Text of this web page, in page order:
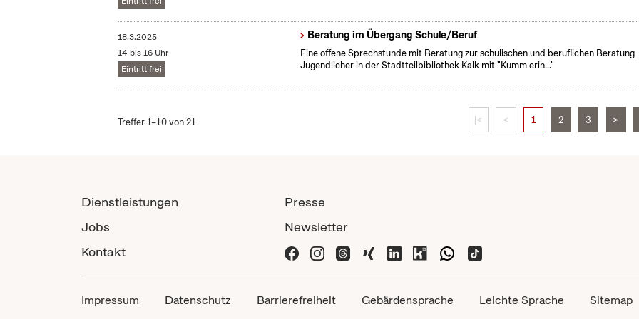
18.3.2025
14 bis 16 Uhr
Eintritt frei
Beratung im Übergang Schule/Beruf
Eine offene Sprechstunde mit Beratung zur schulischen und beruflichen Beratung
Jugendlicher in der Stadtteilbibliothek Kalk mit "Kumm erin..."
Treffer 1–10 von 21 |< < 1 2 3 >
Dienstleistungen
Jobs
Kontakt
Presse
Newsletter
Impressum Datenschutz Barrierefreiheit Gebärdensprache Leichte Sprache Sitemap